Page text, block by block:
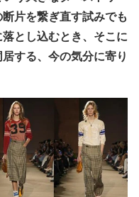
片を繋ぎ直す試みでも
とし込むとき、そこに
する、今の気分に寄り